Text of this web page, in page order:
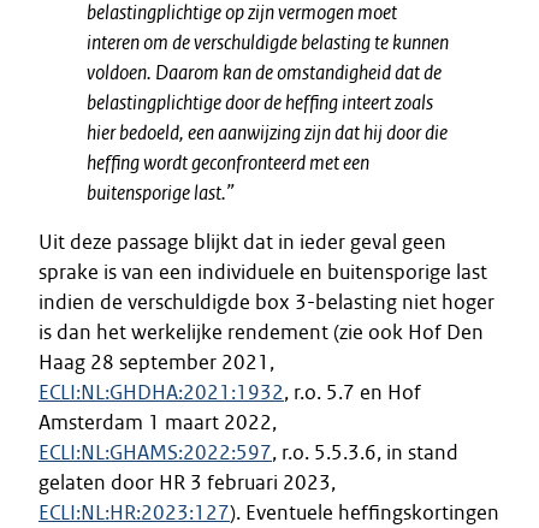
belastingplichtige op zijn vermogen moet
interen om de verschuldigde belasting te kunnen
voldoen. Daarom kan de omstandigheid dat de
belastingplichtige door de heffing inteert zoals
hier bedoeld, een aanwijzing zijn dat hij door die
heffing wordt geconfronteerd met een
buitensporige last.”
Uit deze passage blijkt dat in ieder geval geen
sprake is van een individuele en buitensporige last
indien de verschuldigde box 3-belasting niet hoger
is dan het werkelijke rendement (zie ook Hof Den
Haag 28 september 2021,
ECLI:NL:GHDHA:2021:1932, r.o. 5.7 en Hof
Amsterdam 1 maart 2022,
ECLI:NL:GHAMS:2022:597, r.o. 5.5.3.6, in stand
gelaten door HR 3 februari 2023,
ECLI:NL:HR:2023:127). Eventuele heffingskortingen